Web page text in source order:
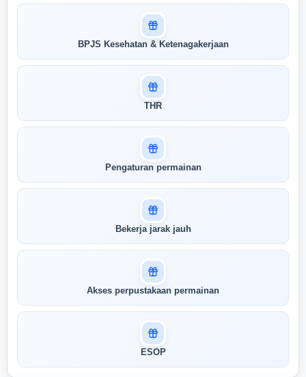
Masuk untuk melihat skor
pertandingan AI Anda
menunjukkan seberapa cocok keahlian
Anda dengan peran ini
BPJS Kesehatan & Ketenagakerjaan
THR
Pengaturan permainan
Bekerja jarak jauh
Akses perpustakaan permainan
ESOP